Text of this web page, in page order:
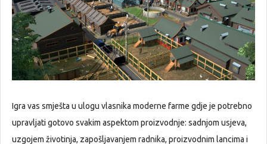
Igra vas smješta u ulogu vlasnika moderne farme gdje je potrebno
upravljati gotovo svakim aspektom proizvodnje: sadnjom usjeva,
uzgojem životinja, zapošljavanjem radnika, proizvodnim lancima i